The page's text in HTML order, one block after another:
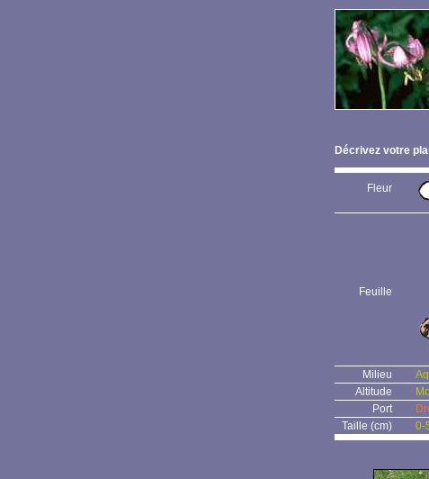
Décrivez votre
Fleur
Feuille
Milieu
Altitude
Port
Taille (cm)
0-